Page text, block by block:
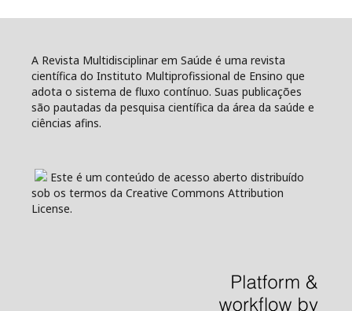
A Revista Multidisciplinar em Saúde é uma revista
científica do Instituto Multiprofissional de Ensino que
adota o sistema de fluxo contínuo. Suas publicações
são pautadas da pesquisa científica da área da saúde e
ciências afins.
Este é um conteúdo de acesso aberto distribuído
sob os termos da Creative Commons Attribution
License.